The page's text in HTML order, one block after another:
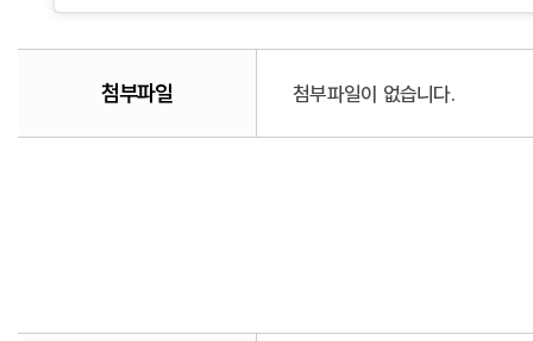
첨부파일 첨부파일이 없습니다.